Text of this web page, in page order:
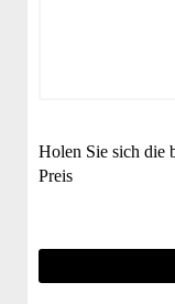
Holen Sie sich die
Preis